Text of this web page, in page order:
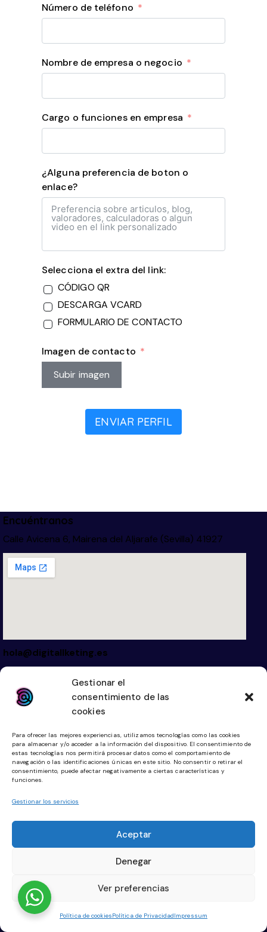
Gestionar el
consentimiento de las
cookies
Para ofrecer las mejores experiencias, utilizamos tecnologías como las cookies
para almacenar y/o acceder a la información del dispositivo. El consentimiento de
estas tecnologías nos permitirá procesar datos como el comportamiento de
navegación o las identificaciones únicas en este sitio. No consentir o retirar el
consentimiento, puede afectar negativamente a ciertas características y
funciones.
Gestionar los servicios
Aceptar
Denegar
Ver preferencias
Política de cookiesPolítica de PrivacidadImpressum
Número de teléfono
Nombre de empresa o negocio
Cargo o funciones en empresa
¿Alguna preferencia de boton o
enlace?
Selecciona el extra del link:
CÓDIGO QR
DESCARGA VCARD
FORMULARIO DE CONTACTO
Imagen de contacto
Subir imagen
ENVIAR PERFIL
Encuéntranos
Calle Avicena 6, Mairena del Aljarafe (Sevilla) 41927
hola@digitallketing.es
Links
Diseño Web
Tienda Online
Community Manager
Planes Digitalización
Política de Cookies
Política de Privacidad